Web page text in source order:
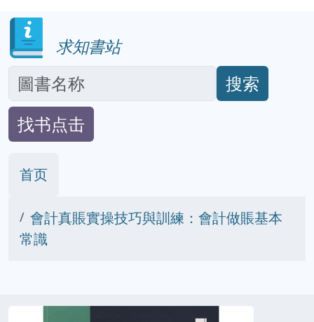
求知書站
搜索
找书点击
首页
會計真賬實操技巧與訓練：會計做賬基本
常識